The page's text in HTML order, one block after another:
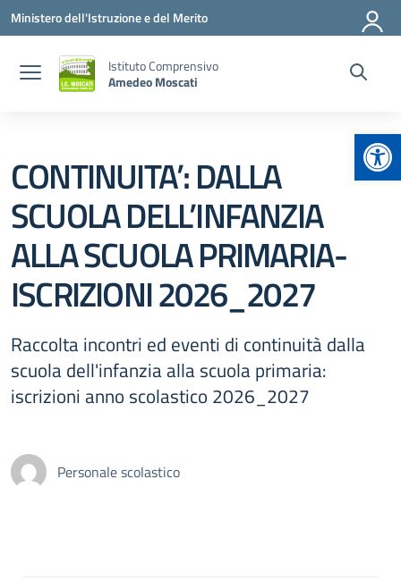
Vai ai contenuti
Vai al menu di navigazione
Vai al footer
Ministero dell'Istruzione e del Merito
Istituto Comprensivo
Amedeo Moscati
CONTINUITA’: DALLA
SCUOLA DELL’INFANZIA
ALLA SCUOLA PRIMARIA-
ISCRIZIONI 2026_2027
Raccolta incontri ed eventi di continuità dalla
scuola dell'infanzia alla scuola primaria:
iscrizioni anno scolastico 2026_2027
Personale scolastico